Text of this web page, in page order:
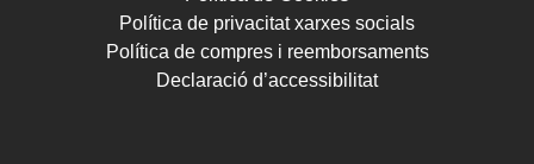
Política de privacitat xarxes socials
Política de compres i reemborsaments
Declaració d’accessibilitat